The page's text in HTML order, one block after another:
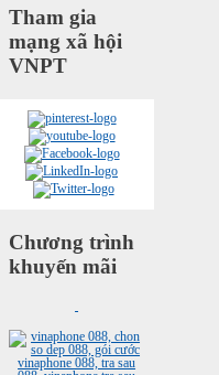
Tham gia
mạng xã hội
VNPT
Chương trình
khuyến mãi